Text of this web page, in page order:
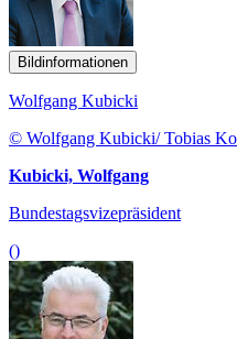
Bildinformationen
Wolfgang Kubicki
© Wolfgang Kubicki/ Tobias
Kubicki, Wolfgang
Bundestagsvizepräsident
()